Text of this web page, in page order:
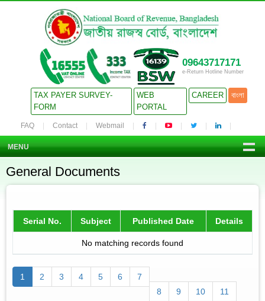
09643717171
e-Return Hotline Number
TAX PAYER SURVEY-
FORM
WEB
PORTAL
CAREER বাংলা
FAQ Contact Webmail
MENU
General Documents
Serial No. Subject Published Date Details
No matching records found
1 2 3 4 5 6
7
8
9 10 11